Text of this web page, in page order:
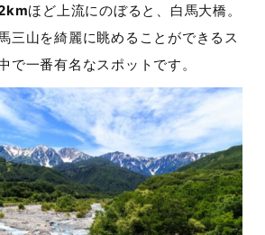
ほど上流にのぼると、白馬大橋。
三山を綺麗に眺めることができるス
で一番有名なスポットです。